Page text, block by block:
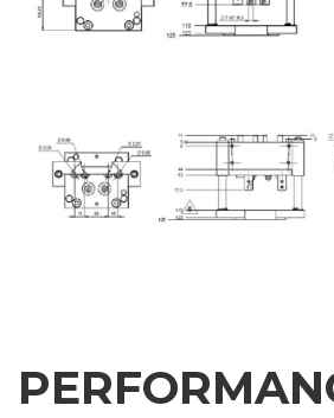
利益
铝材加工